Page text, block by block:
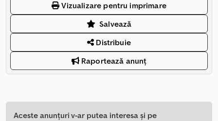
Vizualizare pentru imprimare
Salvează
Distribuie
Raportează anunț
Aceste anunțuri v-ar putea interesa și pe